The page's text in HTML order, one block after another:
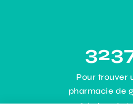
Pour trouver
pharmacie de
0,35€ / min + prix de